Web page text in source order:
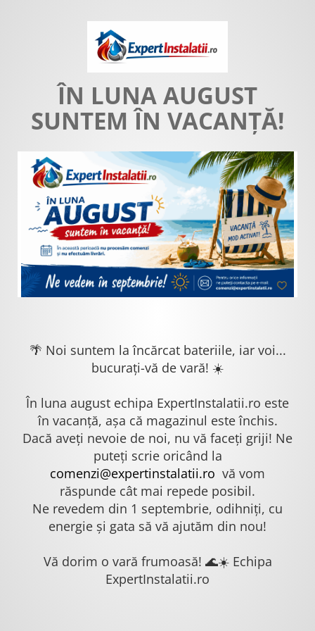
ÎN LUNA AUGUST
SUNTEM ÎN VACANȚĂ!
🌴 Noi suntem la încărcat bateriile, iar voi...
bucurați-vă de vară! ☀️
În luna august echipa ExpertInstalatii.ro este
în vacanță, așa că magazinul este închis.
Dacă aveți nevoie de noi, nu vă faceți griji! Ne
puteți scrie oricând la
comenzi@expertinstalatii.ro vă vom
răspunde cât mai repede posibil.
Ne revedem din 1 septembrie, odihniți, cu
energie și gata să vă ajutăm din nou!
Vă dorim o vară frumoasă! 🌊☀️ Echipa
ExpertInstalatii.ro